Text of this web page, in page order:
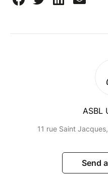
ASBL
11 rue Saint
Send